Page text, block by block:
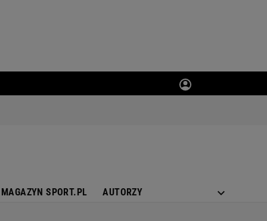
MAGAZYN SPORT.PL AUTORZY